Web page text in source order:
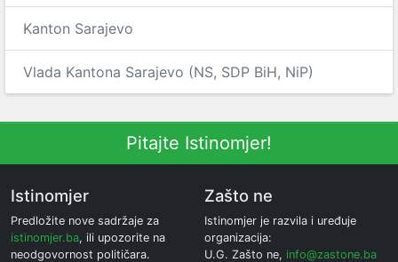
Kanton Sarajevo
Vlada Kantona Sarajevo (NS, SDP BiH, NiP)
Pitajte Istinomjer!
Istinomjer
Predložite nove sadržaje za
istinomjer.ba, ili upozorite na
neodgovornost političara.
Zašto ne
Istinomjer je razvila i uređuje
organizacija:
U.G. Zašto ne, info@zastone.ba